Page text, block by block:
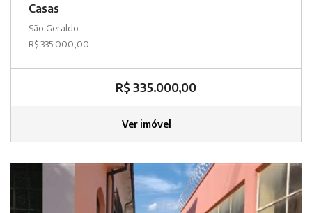
Casas
São Geraldo
R$ 335.000,00
R$ 335.000,00
Ver imóvel